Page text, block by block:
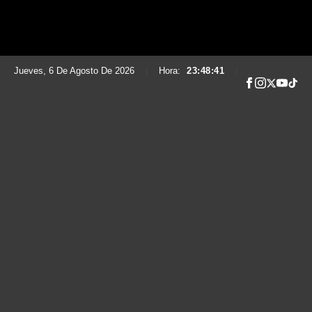
Jueves, 6 De Agosto De 2026 Hora: 23:48:42